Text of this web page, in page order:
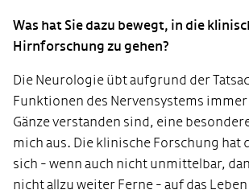
Was hat Sie dazu bewegt, in die
Hirnforschung zu gehen?
Die Neurologie übt aufgrund der
Funktionen des Nervensystems
Gänze verstanden sind, eine
mich aus. Die klinische Forschung hat
sich - wenn auch nicht unmittelbar,
nicht allzu weiter Ferne - auf das